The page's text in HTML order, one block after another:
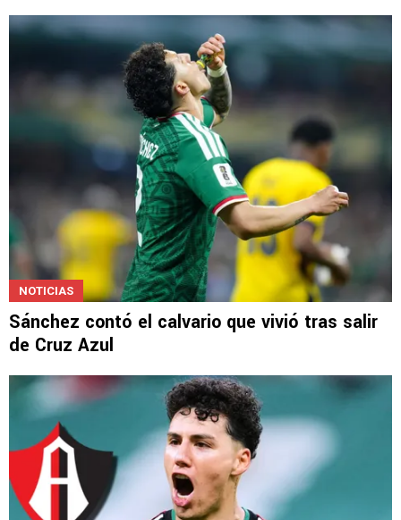
NOTICIAS
Sánchez contó el calvario que vivió tras salir
de Cruz Azul